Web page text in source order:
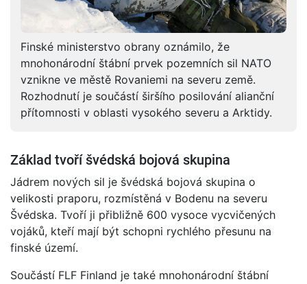
Finské ministerstvo obrany oznámilo, že
mnohonárodní štábní prvek pozemních sil NATO
vznikne ve městě Rovaniemi na severu země.
Rozhodnutí je součástí širšího posilování alianční
přítomnosti v oblasti vysokého severu a Arktidy.
Základ tvoří švédská bojová skupina
Jádrem nových sil je švédská bojová skupina o
velikosti praporu, rozmístěná v Bodenu na severu
Švédska. Tvoří ji přibližně 600 vysoce vycvičených
vojáků, kteří mají být schopni rychlého přesunu na
finské území.
Součástí FLF Finland je také mnohonárodní štábní